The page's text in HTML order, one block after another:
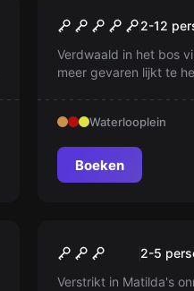
Cabin in the
2-12
Verdwaald in het bos
meer gevaren lijkt te
Waterlooplein
Boeken
WakeUp!2-5
Verstrikt in Matilda's